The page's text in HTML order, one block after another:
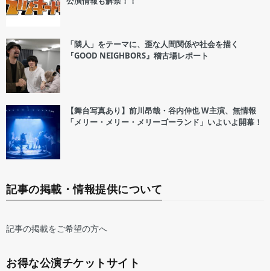
「隣人」をテーマに、歪な人間関係や社会を描く
『GOOD NEIGHBORS』稽古場レポート
【舞台写真あり】前川昂哉・谷内伸也 W主演、無情報
「メリー・メリー・メリーゴーランド」いよいよ開幕！
記事の掲載・情報提供について
記事の掲載をご希望の方へ
お得な公演チケットサイト